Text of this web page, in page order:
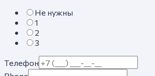
Не нужны
1
2
3
Телефон